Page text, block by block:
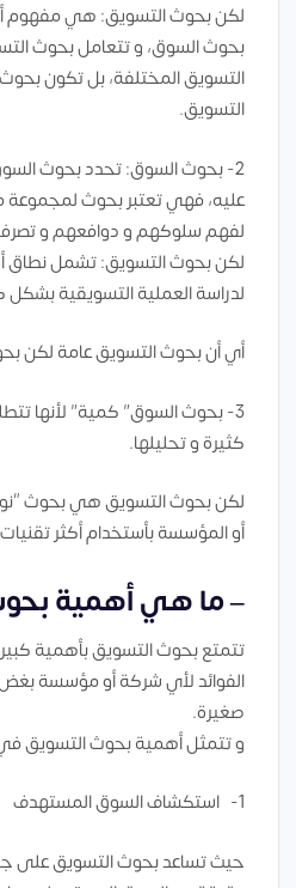
لكن بحوث التسويق: هي مفهوم
بحوث السوق، و تتعامل بحوث
التسويق المختلفة، بل تكون
التسويق.
2- بحوث السوق: تحدد بحوث
عليه، فهي تعتبر بحوث
لفهم سلوكهم و دوافعهم و
لكن بحوث التسويق: تشمل نطاق
لدراسة العملية التسويقية
أي أن بحوث التسويق عامة لكن
3- بحوث السوق” كمية” لأنها
كثيرة و تحليلها.
لكن بحوث التسويق هي بحوث
أو المؤسسة بأستخدام أكثر
– ما هي أهمية
تتمتع بحوث التسويق بأهمية
الفوائد لأي شركة أو مؤسسة بغض
صغيرة.
و تتمثل أهمية بحوث التسويق
1- استكشاف السوق المستهدف
حيث تساعد بحوث التسويق على